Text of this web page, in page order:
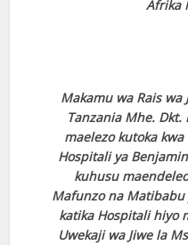
Afrika
Makamu wa Rais
Tanzania Mhe.
maelezo kutoka
Hospitali ya
kuhusu
Mafunzo na
katika Hospitali hiyo
Uwekaji wa Jiwe la